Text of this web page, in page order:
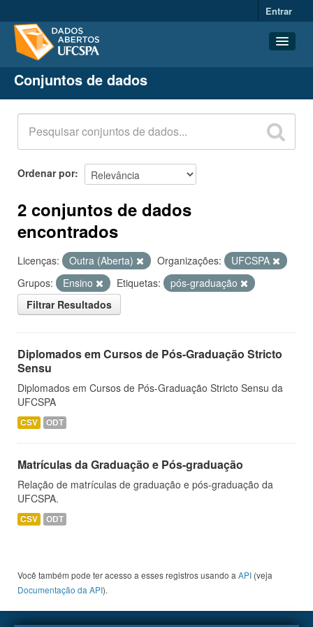
Entrar
Conjuntos de dados
Organizações
Grupos
Sobre
Conjuntos de dados
Ordenar por
2 conjuntos de dados
encontrados
Licenças: Outra (Aberta) Organizações:
UFCSPA
Grupos:
Ensino Etiquetas:
pós-graduação
Filtrar Resultados
Diplomados em Cursos de Pós-Graduação Stricto
Sensu
Diplomados em Cursos de Pós-Graduação Stricto Sensu da
UFCSPA
CSV ODT
Matrículas da Graduação e Pós-graduação
Relação de matrículas de graduação e pós-graduação da
UFCSPA.
CSV ODT
Você também pode ter acesso a esses registros usando a API (veja
Documentação da API).